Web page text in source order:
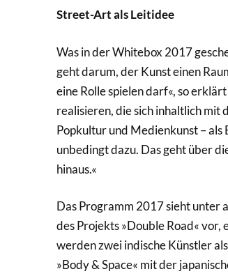
Street-Art als Leitidee
Was in der Whitebox 2017
geht darum, der Kunst einen
eine Rolle spielen darf«, so
realisieren, die sich inhaltlich mit
Popkultur und Medienkunst –
unbedingt dazu. Das geht über
hinaus.«
Das Programm 2017 sieht unter
des Projekts »Double Road«
werden zwei indische Künstler
»Body & Space« mit der